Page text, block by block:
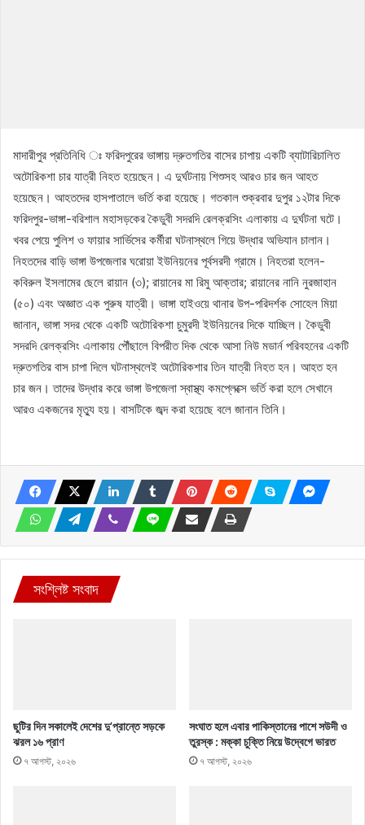
মাদারীপুর প্রতিনিধি ঃ ফরিদপুরের ভাঙ্গায় দ্রুতগতির বাসের চাপায় একটি ব্যাটারিচালিত
অটোরিকশা চার যাত্রী নিহত হয়েছেন। এ দুর্ঘটনায় শিশুসহ আরও চার জন আহত
হয়েছেন। আহতদের হাসপাতালে ভর্তি করা হয়েছে। গতকাল শুক্রবার দুপুর ১২টার দিকে
ফরিদপুর-ভাঙ্গা-বরিশাল মহাসড়কের কৈডুবী সদরদি রেলক্রসিং এলাকায় এ দুর্ঘটনা ঘটে।
খবর পেয়ে পুলিশ ও ফায়ার সার্ভিসের কর্মীরা ঘটনাস্থলে গিয়ে উদ্ধার অভিযান চালান।
নিহতদের বাড়ি ভাঙ্গা উপজেলার ঘরোয়া ইউনিয়নের পূর্বসরদী গ্রামে। নিহতরা হলেন-
কবিরুল ইসলামের ছেলে রায়ান (৩); রায়ানের মা রিমু আক্তার; রায়ানের নানি নুরজাহান
(৫০) এবং অজ্ঞাত এক পুরুষ যাত্রী। ভাঙ্গা হাইওয়ে থানার উপ-পরিদর্শক সোহেল মিয়া
জানান, ভাঙ্গা সদর থেকে একটি অটোরিকশা চুমুরদী ইউনিয়নের দিকে যাচ্ছিল। কৈডুবী
সদরদি রেলক্রসিং এলাকায় পৌঁছালে বিপরীত দিক থেকে আসা নিউ মডার্ন পরিবহনের একটি
দ্রুতগতির বাস চাপা দিলে ঘটনাস্থলেই অটোরিকশার তিন যাত্রী নিহত হন। আহত হন
চার জন। তাদের উদ্ধার করে ভাঙ্গা উপজেলা স্বাস্থ্য কমপ্লেক্সে ভর্তি করা হলে সেখানে
আরও একজনের মৃত্যু হয়। বাসটিকে জব্দ করা হয়েছে বলে জানান তিনি।
সংশ্লিষ্ট সংবাদ
ছুটির দিন সকালেই দেশের দু’প্রান্তে সড়কে
ঝরল ১৬ প্রাণ
৭ আগস্ট, ২০২৬
সংঘাত হলে এবার পাকিস্তানের পাশে সউদী ও
তুরস্ক : মক্কা চুক্তি নিয়ে উদ্বেগে ভারত
৭ আগস্ট, ২০২৬